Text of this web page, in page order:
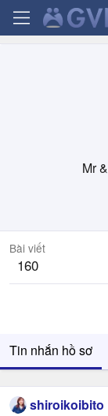
Mr
Bài viết
160
Tin nhắn hồ sơ
shiroikoibito